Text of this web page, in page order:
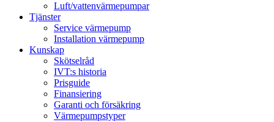
Luft/vattenvärmepumpar
Tjänster
Service värmepump
Installation värmepump
Kunskap
Skötselråd
IVT:s historia
Prisguide
Finansiering
Garanti och försäkring
Värmepumpstyper